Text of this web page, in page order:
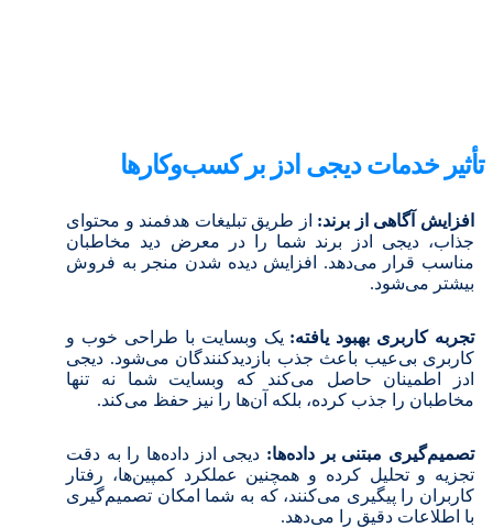
تأثیر خدمات دیجی ادز بر کسب‌وکارها
افزایش آگاهی از برند: از طریق تبلیغات هدفمند و محتوای
جذاب، دیجی ادز برند شما را در معرض دید مخاطبان
مناسب قرار می‌دهد. افزایش دیده شدن منجر به فروش
بیشتر می‌شود.
تجربه کاربری بهبود یافته: یک وبسایت با طراحی خوب و
کاربری بی‌عیب باعث جذب بازدیدکنندگان می‌شود. دیجی
ادز اطمینان حاصل می‌کند که وبسایت شما نه تنها
مخاطبان را جذب کرده، بلکه آن‌ها را نیز حفظ می‌کند.
تصمیم‌گیری مبتنی بر داده‌ها: دیجی ادز داده‌ها را به دقت
تجزیه و تحلیل کرده و همچنین عملکرد کمپین‌ها، رفتار
کاربران را پیگیری می‌کنند، که به شما امکان تصمیم‌گیری
با اطلاعات دقیق را می‌دهد.